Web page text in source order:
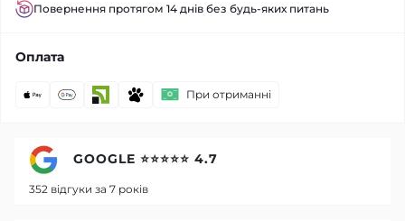
Повернення протягом 14 днів без будь-яких питань
Оплата
При отриманні
GOOGLE ⭐⭐⭐⭐⭐ 4.7
352 відгуки за 7 років